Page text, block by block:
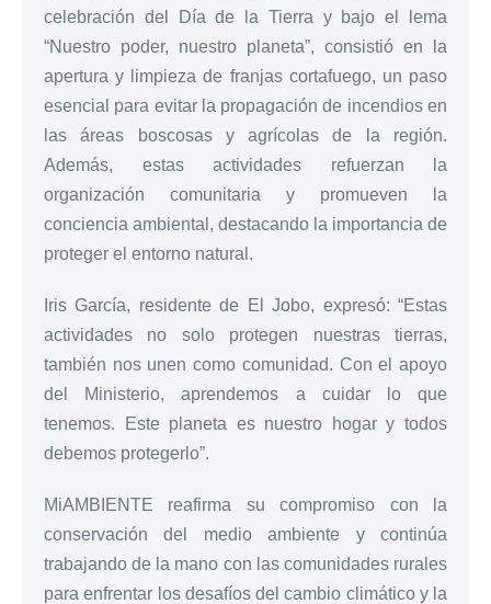
celebración del Día de la Tierra y bajo el lema
“Nuestro poder, nuestro planeta”, consistió en la
apertura y limpieza de franjas cortafuego, un paso
esencial para evitar la propagación de incendios en
las áreas boscosas y agrícolas de la región.
Además, estas actividades refuerzan la
organización comunitaria y promueven la
conciencia ambiental, destacando la importancia de
proteger el entorno natural.
Iris García, residente de El Jobo, expresó: “Estas
actividades no solo protegen nuestras tierras,
también nos unen como comunidad. Con el apoyo
del Ministerio, aprendemos a cuidar lo que
tenemos. Este planeta es nuestro hogar y todos
debemos protegerlo”.
MiAMBIENTE reafirma su compromiso con la
conservación del medio ambiente y continúa
trabajando de la mano con las comunidades rurales
para enfrentar los desafíos del cambio climático y la